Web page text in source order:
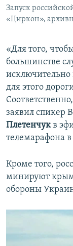
Запуск
«Циркон»,
«Для того,
большинстве
исключительно
для этого
заявил спикер
Плетенчукв
телемарафона
Кроме того,
минируют
обороны